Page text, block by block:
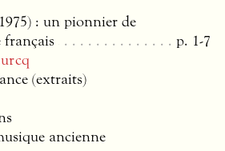
: un pionnier de
français
p. 1-7
(extraits)
ancienne